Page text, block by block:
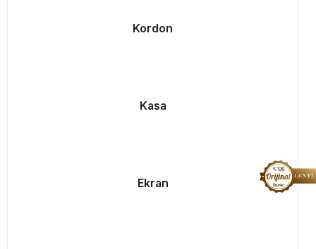
Kordon
Kasa
Ekran